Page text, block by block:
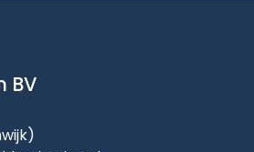
BV